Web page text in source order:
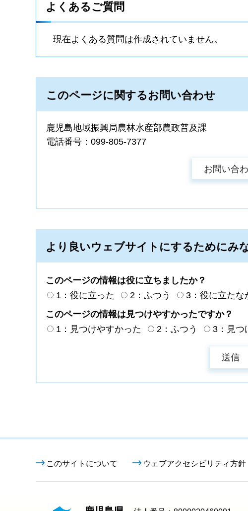
よくあるご質問
現在よくある質問は作成されていません。
このページに関するお問い合わせ
鹿児島地域振興局農林水産部農政普及課
電話番号：099-805-7377
より良いウェブサイトにするためにみ
このページの情報は役に立ちましたか？
1：役に立った
2：ふつう
3：役に立たな
このページの情報は見つけやすかったですか？
1：見つけやすかった
2：ふつう 3：見つ
このサイトについて ウェブアクセシビリティ方針